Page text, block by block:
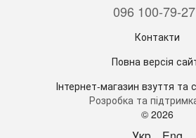
096 100-79-27
Контакти
Повна версія
Інтернет-магазин взуття та
Розробка та
© 2026